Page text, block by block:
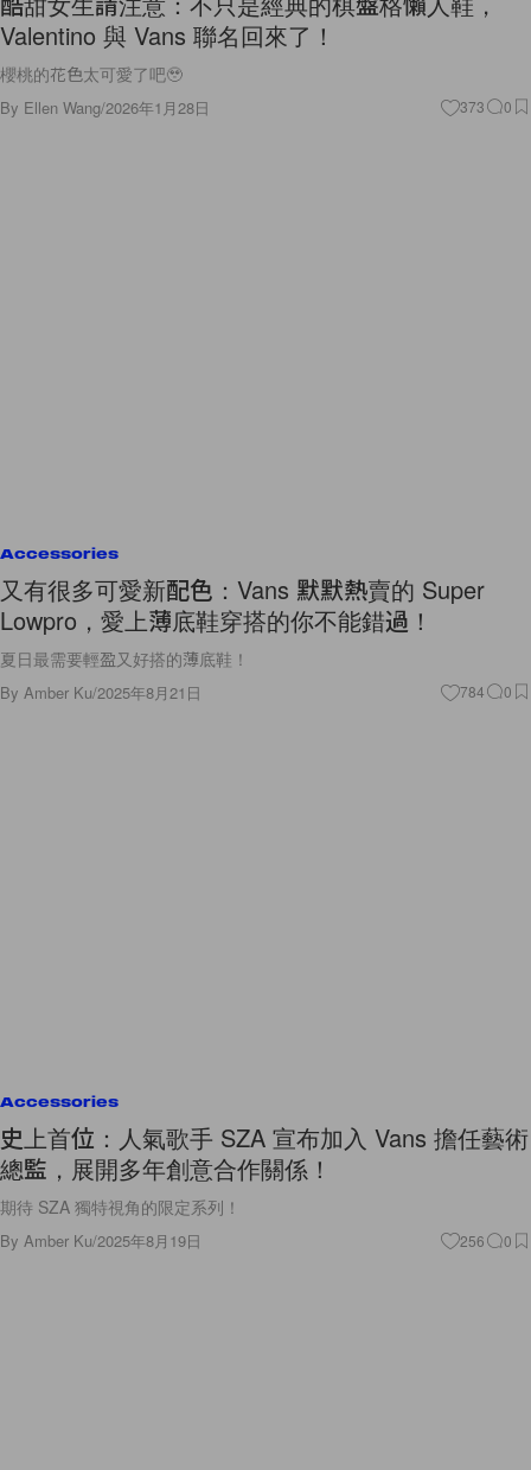
Valentino 與 Vans 聯名回來了！
櫻桃的花色太可愛了吧🥹
By Ellen Wang/2026年1月28日 373 0
Accessories
又有很多可愛新配色：Vans 默默熱賣的 Super
Lowpro，愛上薄底鞋穿搭的你不能錯過！
夏日最需要輕盈又好搭的薄底鞋！
By Amber Ku/2025年8月21日 784 0
Accessories
史上首位：人氣歌手 SZA 宣布加入 Vans 擔任藝術
總監，展開多年創意合作關係！
期待 SZA 獨特視角的限定系列！
By Amber Ku/2025年8月19日 256 0